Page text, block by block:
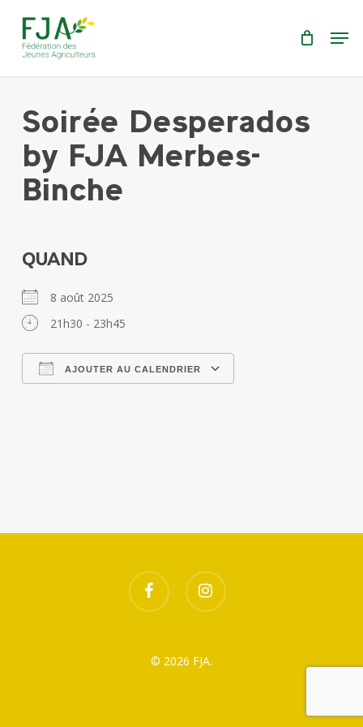
main
content
Soirée Desperados
by FJA Merbes-
Binche
QUAND
8 août 2025
21h30 - 23h45
AJOUTER AU CALENDRIER
facebook instagram
© 2026 FJA.